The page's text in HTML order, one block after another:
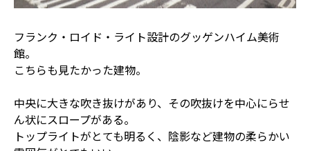
フランク・ロイド・ライト設計のグッゲンハイム美術
館。
こちらも見たかった建物。
中央に大きな吹き抜けがあり、その吹抜けを中心にらせ
ん状にスロープがある。
トップライトがとても明るく、陰影など建物の柔らかい